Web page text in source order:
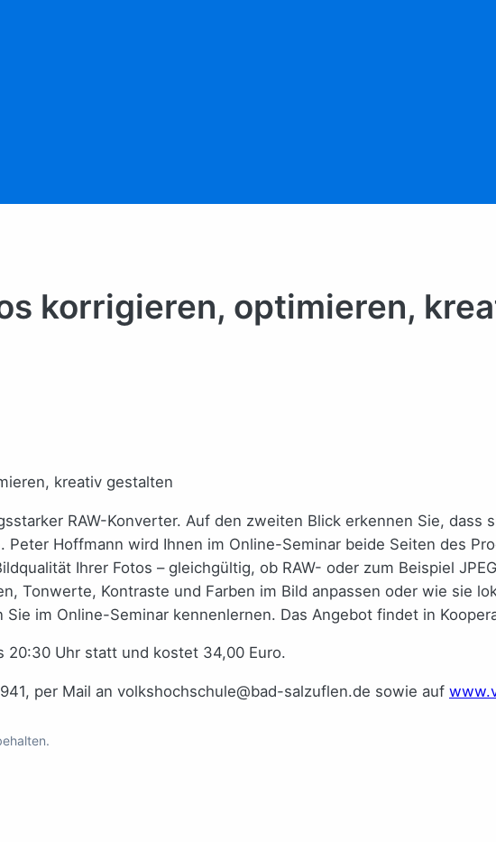
korrigieren, optimieren,
RAW-Konverter. Auf den zweiten Blick erkennen Sie, dass
Peter Hoffmann wird Ihnen im Online-Seminar beide Seiten des
Ihrer Fotos – gleichgültig, ob RAW- oder zum Beispiel
Tonwerte, Kontraste und Farben im Bild anpassen oder wie sie
Sie im Online-Seminar kennenlernen. Das Angebot findet in
20:30 Uhr statt und kostet 34,00 Euro.
per Mail an volkshochschule@bad-salzuflen.de sowie auf